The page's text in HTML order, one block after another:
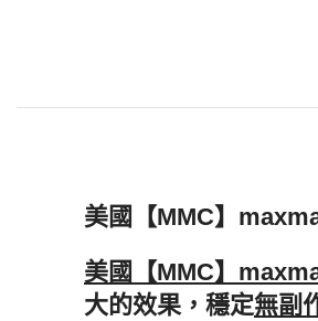
美國【MMC】
美國【MMC】
大的效果，穩定無副